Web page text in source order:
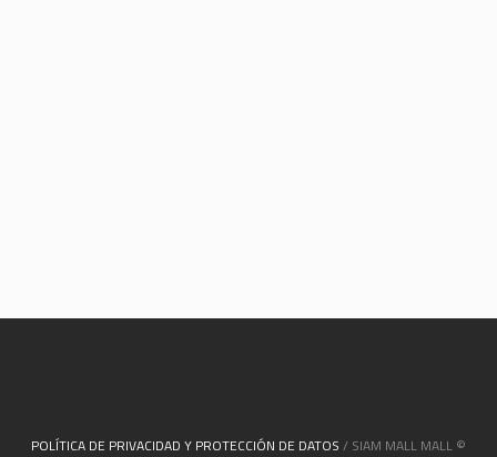
POLÍTICA DE PRIVACIDAD Y PROTECCIÓN DE DATOS / SIAM MALL MALL ©